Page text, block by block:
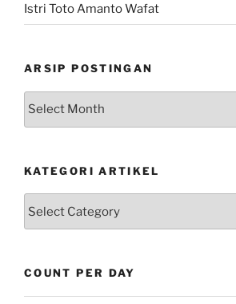
Istri Toto Amanto Wafat
ARSIP POSTINGAN
Arsip
KATEGORI ARTIKEL
COUNT PER DAY